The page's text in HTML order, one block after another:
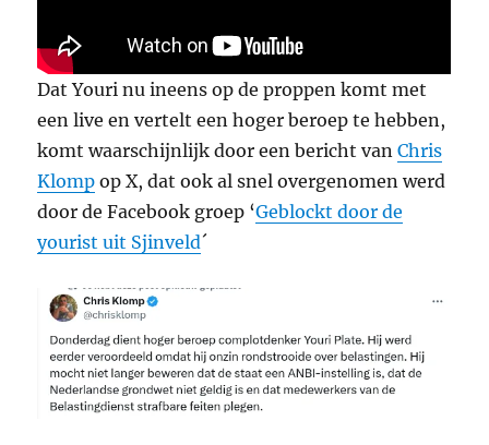
Dat Youri nu ineens op de proppen komt met
een live en vertelt een hoger beroep te hebben,
komt waarschijnlijk door een bericht vanChris
Klomp op X, dat ook al snel overgenomen werd
door de Facebook groep ‘Geblockt door de
yourist uit Sjinveld´